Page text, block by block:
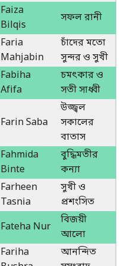
Faiza
Bilqis
সফল রানী
Faria
Mahjabin
চাঁদের মতো
সুন্দর ও সুখী
Fabiha
Afifa
চমৎকার ও
সতী সাধ্বী
Farin Saba
উজ্জ্বল
সকালের
বাতাস
Fahmida
Binte
বুদ্ধিমতীর
কন্যা
Farheen
Tasnia
সুখী ও
প্রশংসিত
Fateha Nur
বিজয়ী
আলো
Fariha
আনন্দিত